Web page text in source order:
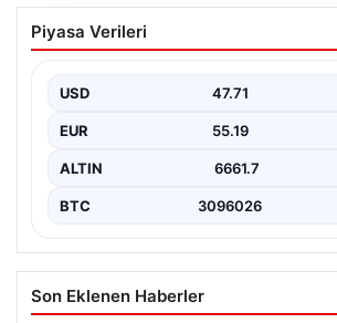
Çanakkale sahilinde bulunan
paniğe neden oldu
halka açık plajda deniz kıyısında metal
Piyasa Verileri
USD 47.71
EUR 55.19
ALTIN 6661.7
BTC 3096026
Son Eklenen Haberler